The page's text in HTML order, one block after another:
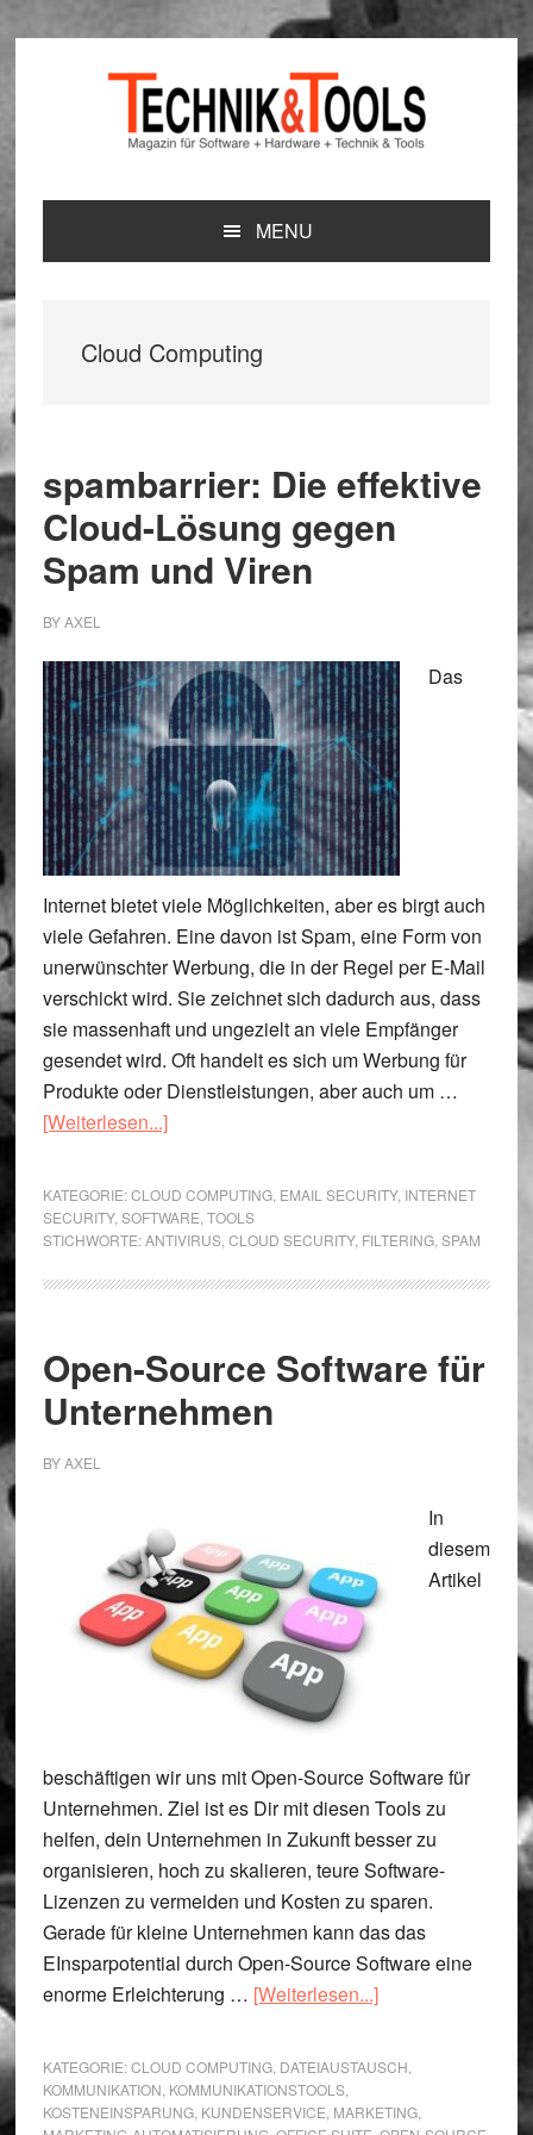
Hauptnavigation
Inhalt
Seitenspalte
MENU
Cloud Computing
spambarrier: Die effektive
Cloud-Lösung gegen
Spam und Viren
BYAXEL
Das
Internet bietet viele Möglichkeiten, aber es birgt auch
viele Gefahren. Eine davon ist Spam, eine Form von
unerwünschter Werbung, die in der Regel per E-Mail
verschickt wird. Sie zeichnet sich dadurch aus, dass
sie massenhaft und ungezielt an viele Empfänger
gesendet wird. Oft handelt es sich um Werbung für
Produkte oder Dienstleistungen, aber auch um …
[Weiterlesen...]Überspambarrier:
Cloud-
Lösung
gegen
Viren
KATEGORIE:CLOUD COMPUTING, EMAIL SECURITY, INTERNET
SECURITY, SOFTWARE TOOLS
STICHWORTE:ANTIVIRUS, CLOUD SECURITY, FILTERING, SPAM
Open-Source Software für
Unternehmen
BYAXEL
In
diesem
Artikel
beschäftigen wir uns mit Open-Source Software für
Unternehmen. Ziel ist es Dir mit diesen Tools zu
helfen, dein Unternehmen in Zukunft besser zu
organisieren, hoch zu skalieren, teure Software-
Lizenzen zu vermeiden und Kosten zu sparen.
Gerade für kleine Unternehmen kann das das
EInsparpotential durch Open-Source Software eine
enorme Erleichterung … [Weiterlesen...]ÜberOpen-
Unternehmen
KATEGORIE:CLOUD COMPUTING, DATEIAUSTAUSCH
KOMMUNIKATION KOMMUNIKATIONSTOOLS,
KOSTENEINSPARUNG, KUNDENSERVICE MARKETING,